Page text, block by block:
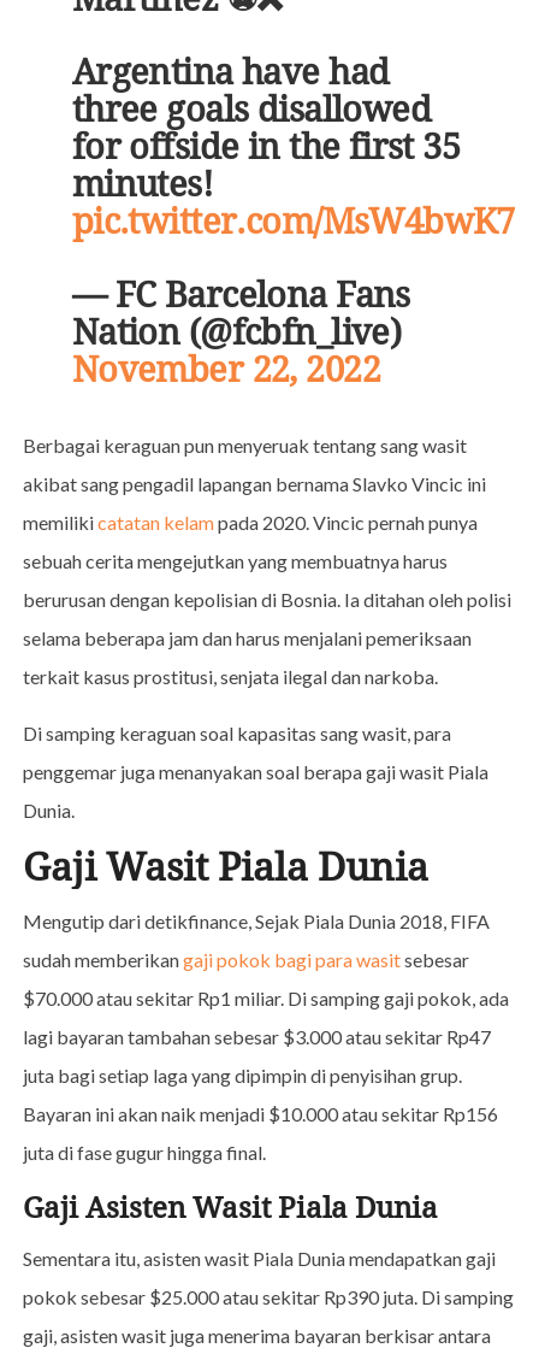
Argentina have had
three goals disallowed
for offside in the first 35
minutes!
pic.twitter.com/
— FC Barcelona Fans
Nation (@fcbfn_live)
November 22, 2022
Berbagai keraguan pun menyeruak tentang sang wasit
akibat sang pengadil lapangan bernama Slavko Vincic ini
memilikicatatan kelampada 2020. Vincic pernah punya
sebuah cerita mengejutkan yang membuatnya harus
berurusan dengan kepolisian di Bosnia. Ia ditahan oleh polisi
selama beberapa jam dan harus menjalani pemeriksaan
terkait kasus prostitusi, senjata ilegal dan narkoba.
Di samping keraguan soal kapasitas sang wasit, para
penggemar juga menanyakan soal berapa gaji wasit Piala
Dunia.
Gaji Wasit Piala Dunia
Mengutip dari detikfinance, Sejak Piala Dunia 2018, FIFA
sudah memberikangaji pokok bagi para wasitsebesar
$70.000 atau sekitar Rp1 miliar. Di samping gaji pokok, ada
lagi bayaran tambahan sebesar $3.000 atau sekitar Rp47
juta bagi setiap laga yang dipimpin di penyisihan grup.
Bayaran ini akan naik menjadi $10.000 atau sekitar Rp156
juta di fase gugur hingga final.
Gaji Asisten Wasit Piala Dunia
Sementara itu, asisten wasit Piala Dunia mendapatkan gaji
pokok sebesar $25.000 atau sekitar Rp390 juta. Di samping
gaji, asisten wasit juga menerima bayaran berkisar antara